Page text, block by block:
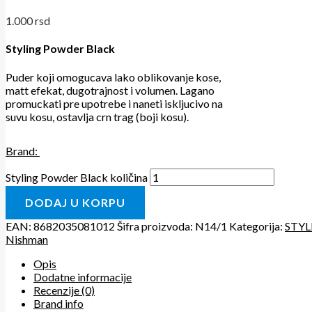
1.000rsd
Styling Powder Black
Puder koji omogucava lako oblikovanje kose,
matt efekat, dugotrajnost i volumen. Lagano
promuckati pre upotrebe i naneti iskljucivo na
suvu kosu, ostavlja crn trag (boji kosu).
Brand:
Styling Powder Black količina
DODAJ U KORPU
EAN: 8682035081012 Šifra proizvoda: N14/1 Kategorija:
Nishman
Opis
Dodatne informacije
Recenzije (0)
Brand info